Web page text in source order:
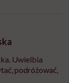
Uwielbia
podróżować,